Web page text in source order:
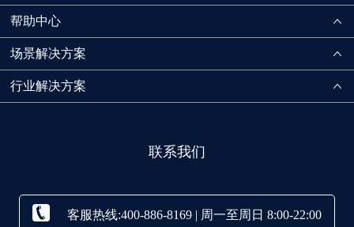
帮助中心
场景解决方案
行业解决方案
联系我们
客服热线:400-886-8169 | 周一至周日 8:00-22:00